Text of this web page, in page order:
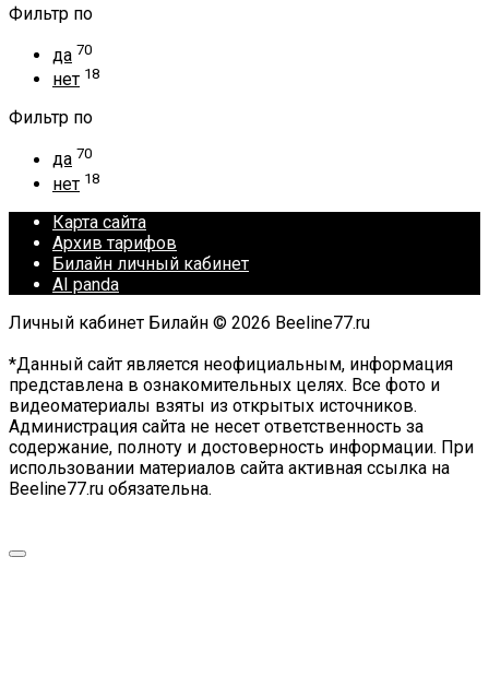
Фильтр по
да 70
нет 18
Фильтр по
да 70
нет 18
Карта сайта
Архив тарифов
Билайн личный кабинет
AI panda
Личный кабинет Билайн © 2026 Beeline77.ru
*Данный сайт является неофициальным, информация
представлена в ознакомительных целях. Все фото и
видеоматериалы взяты из открытых источников.
Администрация сайта не несет ответственность за
содержание, полноту и достоверность информации. При
использовании материалов сайта активная ссылка на
Beeline77.ru обязательна.